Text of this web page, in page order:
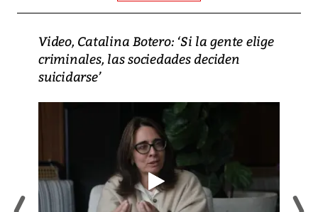
Video, Catalina Botero: ‘Si la gente elige
criminales, las sociedades deciden
suicidarse’